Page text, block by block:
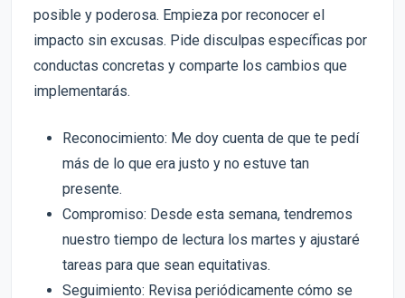
posible y poderosa. Empieza por reconocer el
impacto sin excusas. Pide disculpas específicas por
conductas concretas y comparte los cambios que
implementarás.
Reconocimiento: Me doy cuenta de que te pedí
más de lo que era justo y no estuve tan
presente.
Compromiso: Desde esta semana, tendremos
nuestro tiempo de lectura los martes y ajustaré
tareas para que sean equitativas.
Seguimiento: Revisa periódicamente cómo se